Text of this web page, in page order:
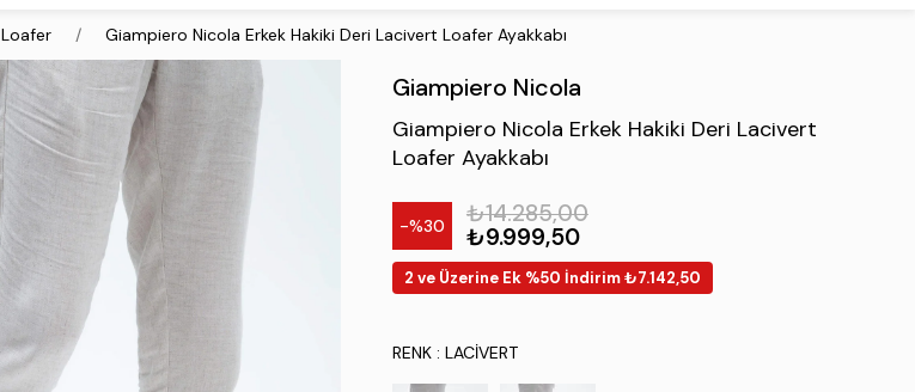
Loafer Giampiero Nicola Erkek Hakiki Deri Lacivert Loafer Ayakkabı
Giampiero Nicola
Giampiero Nicola Erkek Hakiki Deri Lacivert
Loafer Ayakkabı
30
₺14.285,00
₺9.999,50
2 ve Üzerine Ek %50 İndirim ₺7.142,50
RENK: LACIVERT